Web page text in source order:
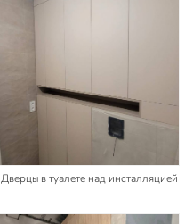
Дверцы в туалете над инсталляцией